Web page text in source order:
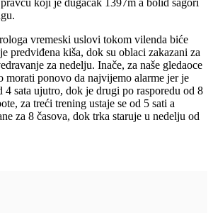
koji je dugačak 1397m a bolid sagori
vremeski uslovi tokom vilenda biće
predviđena kiša, dok su oblaci zakazani za
za nedelju. Inače, za naše gledaoce
morati ponovo da najvijemo alarme jer je
4 sata ujutro, dok je drugi po rasporedu od 8
za treći trening ustaje se od 5 sati a
za 8 časova, dok trka staruje u nedelju od